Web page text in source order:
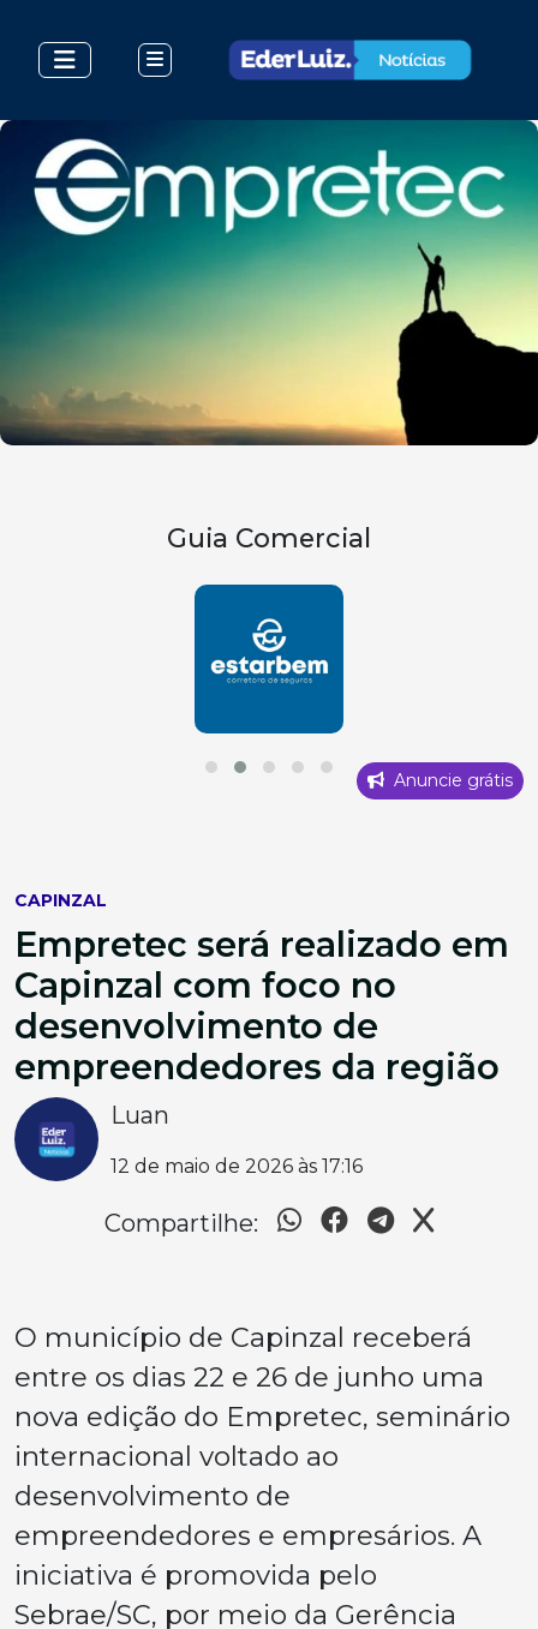
Guia Comercial
Anuncie grátis
CAPINZAL
Empretec será realizado em
Capinzal com foco no
desenvolvimento de
empreendedores da região
Luan
12 de maio de 2026 às 17:16
Compartilhe:
O município de Capinzal receberá
entre os dias 22 e 26 de junho uma
nova edição do Empretec, seminário
internacional voltado ao
desenvolvimento de
empreendedores e empresários. A
iniciativa é promovida pelo
Sebrae/SC, por meio da Gerência